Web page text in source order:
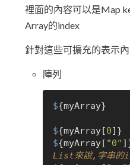
裡面的內容可以是Map
Array的index
針對這些可擴充的表示
陣列
$
${myArray[0
${myArray[ "0"
List來說,字串的